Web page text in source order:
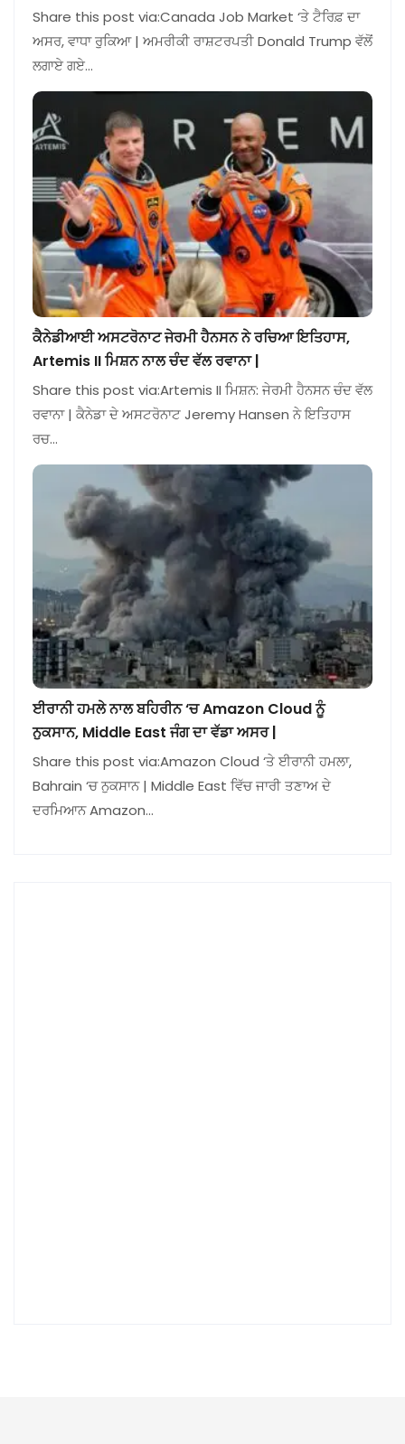
Share this post via:Canada Job Market ‘ਤੇ ਟੈਰਿਫ਼ ਦਾ
ਅਸਰ, ਵਾਧਾ ਰੁਕਿਆ | ਅਮਰੀਕੀ ਰਾਸ਼ਟਰਪਤੀ Donald Trump ਵੱਲੋਂ
ਲਗਾਏ ਗਏ…
ਕੈਨੇਡੀਆਈ ਅਸਟਰੋਨਾਟ ਜੇਰਮੀ ਹੈਨਸਨ ਨੇ ਰਚਿਆ ਇਤਿਹਾਸ,
Artemis II ਮਿਸ਼ਨ ਨਾਲ ਚੰਦ ਵੱਲ ਰਵਾਨਾ |
Share this post via:Artemis II ਮਿਸ਼ਨ: ਜੇਰਮੀ ਹੈਨਸਨ ਚੰਦ ਵੱਲ
ਰਵਾਨਾ | ਕੈਨੇਡਾ ਦੇ ਅਸਟਰੋਨਾਟ Jeremy Hansen ਨੇ ਇਤਿਹਾਸ
ਰਚ…
ਈਰਾਨੀ ਹਮਲੇ ਨਾਲ ਬਹਿਰੀਨ ‘ਚ Amazon Cloud ਨੂੰ
ਨੁਕਸਾਨ, Middle East ਜੰਗ ਦਾ ਵੱਡਾ ਅਸਰ |
Share this post via:Amazon Cloud ‘ਤੇ ਈਰਾਨੀ ਹਮਲਾ,
Bahrain ‘ਚ ਨੁਕਸਾਨ | Middle East ਵਿੱਚ ਜਾਰੀ ਤਣਾਅ ਦੇ
ਦਰਮਿਆਨ Amazon…